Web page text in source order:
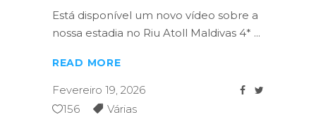
Está disponível um novo vídeo sobre a
nossa estadia no Riu Atoll Maldivas 4*
READ MORE
Fevereiro 19, 2026
156
Várias